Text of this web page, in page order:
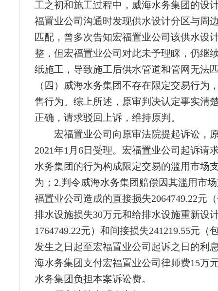
工之初和施工过程中，威海水务集团的设
福置业公司沟通时发现供水设计分区与周
匹配，曾多次告知宏福置业公司该供水设
整，但宏福置业公司对此未予理睬，仍继
纸施工，导致施工后供水管道和管网无法
（四）威海水务集团不存在限定交易行为
售行为。综上所述，原审判决认定事实清
正确，请求驳回上诉，维持原判。
宏福置业公司向原审法院提起诉讼，
2021年1月6日受理。宏福置业公司起诉请
水务集团的行为构成限定交易的滥用市场
为；2.判令威海水务集团赔偿因其滥用市
福置业公司造成的直接损失2064749.22元
排水设施损失30万元和给排水设施重新设
1764749.22元）和间接损失241219.55元（
发生之日起至宏福置业公司起诉之日的利
海水务集团支付宏福置业公司律师费15万
水务集团负担本案诉讼费。